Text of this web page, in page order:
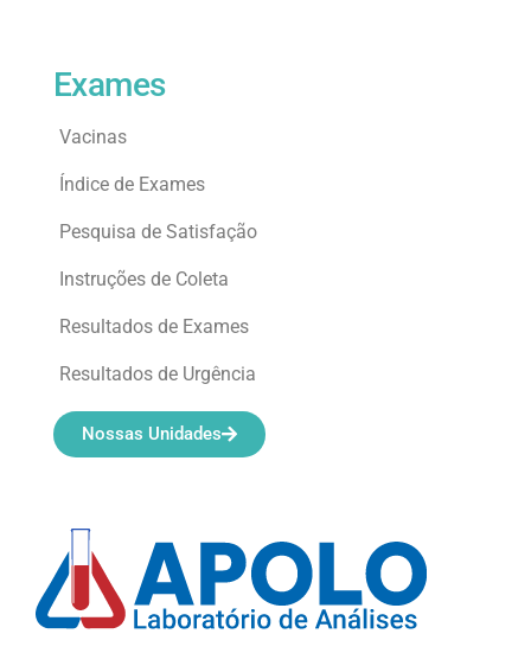
Exames
Vacinas
Índice de Exames
Pesquisa de Satisfação
Instruções de Coleta
Resultados de Exames
Resultados de Urgência
Nossas Unidades